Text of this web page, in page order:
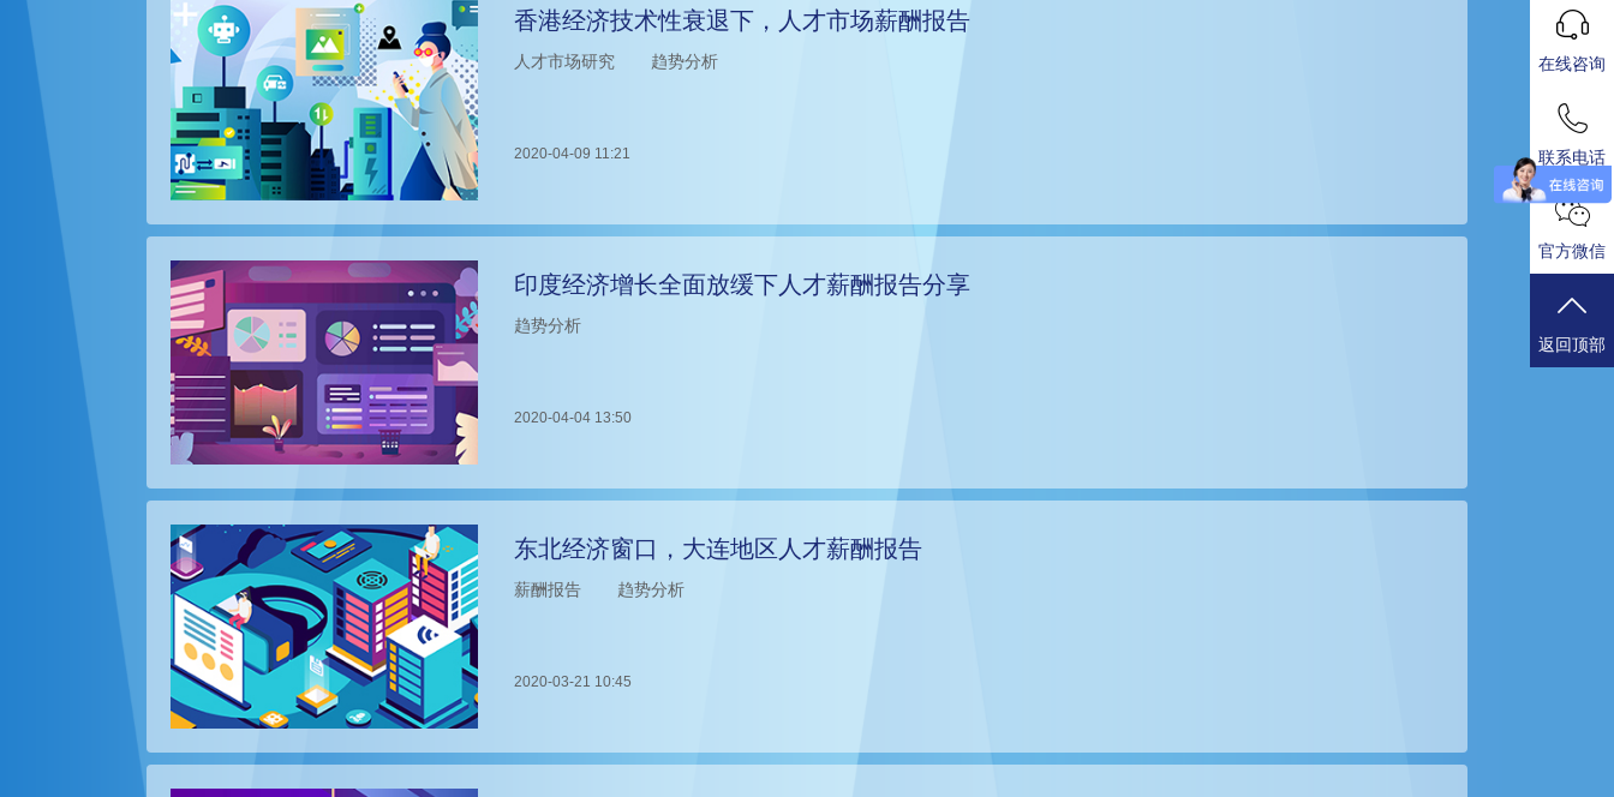
香港经济技术性衰退下，人才市场薪酬报告
人才市场研究 趋势分析
2020-04-09 11:21
印度经济增长全面放缓下人才薪酬报告分享
趋势分析
2020-04-04 13:50
东北经济窗口，大连地区人才薪酬报告
薪酬报告 趋势分析
2020-03-21 10:45
在线咨询
联系电话
官方微信
返回顶部